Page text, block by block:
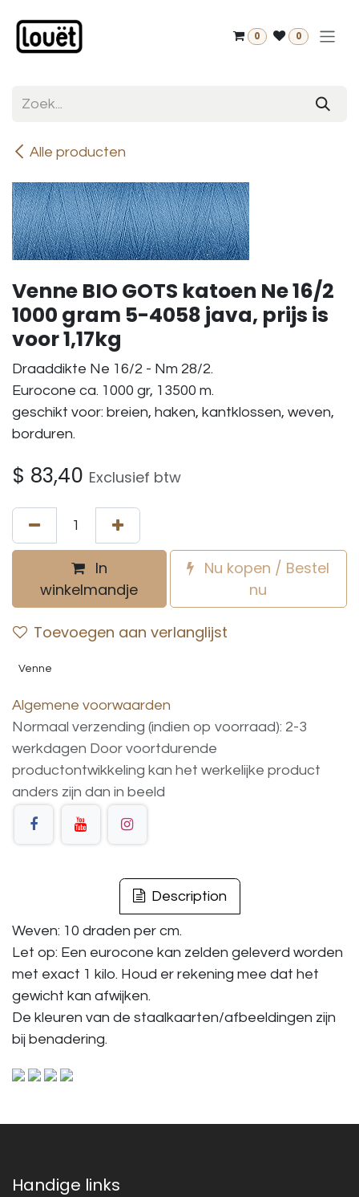
0 0
Alle producten
Venne BIO GOTS katoen Ne 16/2
1000 gram 5-4058 java, prijs is
voor 1,17kg
Draaddikte Ne 16/2 - Nm 28/2.
Eurocone ca. 1000 gr, 13500 m.
geschikt voor: breien, haken, kantklossen, weven,
borduren.
$ 83,40 Exclusief btw
In
winkelmandje
Nu kopen / Bestel
nu
Toevoegen aan verlanglijst
Venne
Algemene voorwaarden
Normaal verzending (indien op voorraad): 2-3
werkdagen Door voortdurende
productontwikkeling kan het werkelijke product
anders zijn dan in beeld
Description
Weven: 10 draden per cm.
Let op: Een eurocone kan zelden geleverd worden
met exact 1 kilo. Houd er rekening mee dat het
gewicht kan afwijken.
De kleuren van de staalkaarten/afbeeldingen zijn
bij benadering.
Handige links